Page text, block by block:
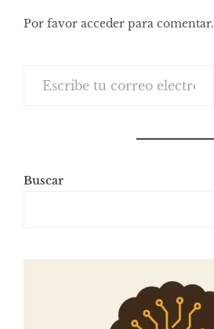
Por favor acceder para comentar.
Buscar